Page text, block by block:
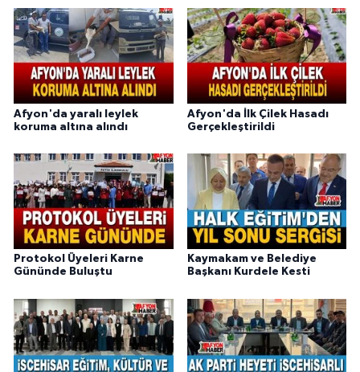
Afyon'da yaralı leylek
koruma altına alındı
Afyon'da İlk Çilek Hasadı
Gerçekleştirildi
Protokol Üyeleri Karne
Gününde Buluştu
Kaymakam ve Belediye
Başkanı Kurdele Kesti